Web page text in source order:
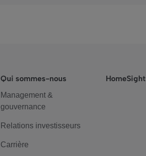
Qui sommes-nous
Management &
gouvernance
Relations investisseurs
Carrière
HomeSight